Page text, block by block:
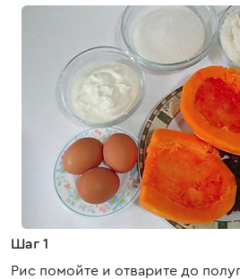
Шаг 1
Рис помойте и отварите до